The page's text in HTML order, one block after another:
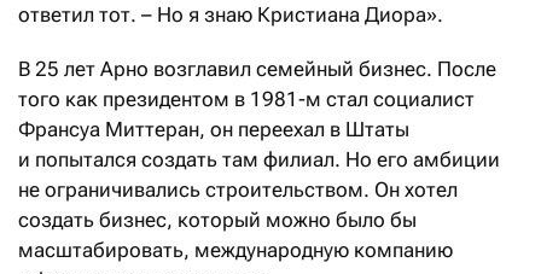
ответил тот. – Но я знаю Кристиана Диора».
В 25 лет Арно возглавил семейный бизнес. После
того как президентом в 1981-м стал социалист
Франсуа Миттеран, он переехал в Штаты
и попытался создать там филиал. Но его амбиции
не ограничивались строительством. Он хотел
создать бизнес, который можно было бы
масштабировать, международную компанию